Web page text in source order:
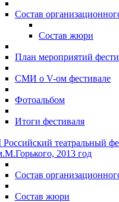
Состав
Состав жюри
План мероприятий
СМИ о V-ом фестивале
Фотоальбом
Итоги фестиваля
театральный
2013 год
Состав
Состав жюри